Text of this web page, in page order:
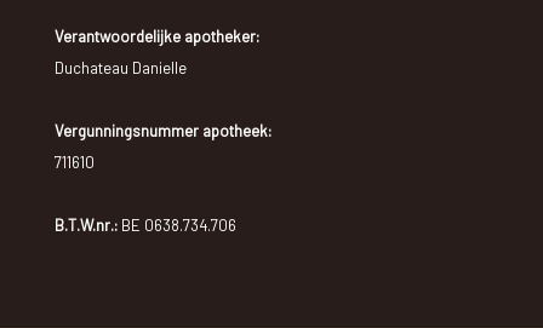
Verantwoordelijke apotheker:
Duchateau Danielle
Vergunningsnummer apotheek:
711610
B.T.W.nr.:BE 0638.734.706